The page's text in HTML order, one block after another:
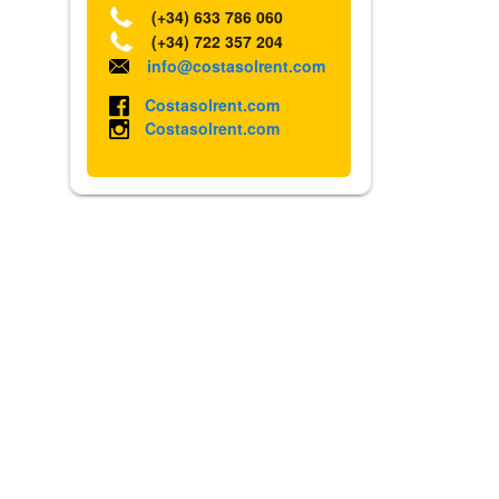
(+34) 633 786 060
(+34) 722 357 204
info@costasolrent.com
Costasolrent.com
Costasolrent.com